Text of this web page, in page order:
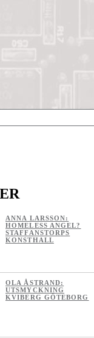
ANNA LARSSON:
HOMELESS ANGEL?
STAFFANSTORPS
KONSTHALL
OLA ÅSTRAND:
UTSMYCKNING
KVIBERG GÖTEBORG